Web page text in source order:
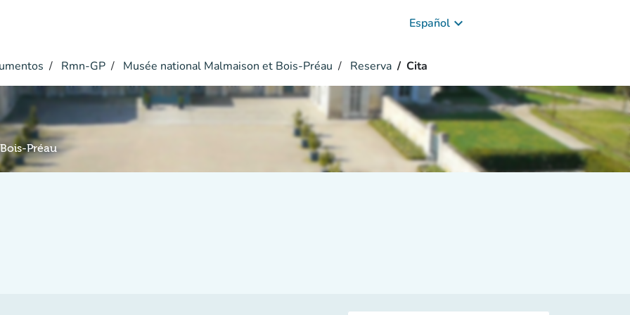
Español keyboard_arrow_down
Rmn-GP Musée national Malmaison et Bois-Préau Reserva Cita
Préau